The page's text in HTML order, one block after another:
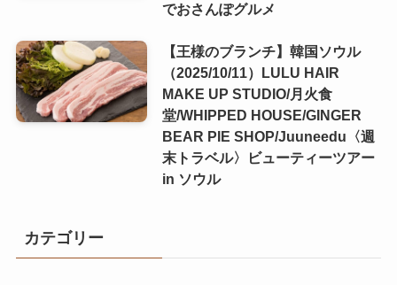
でおさんぽグルメ
【王様のブランチ】韓国ソウル
（2025/10/11）LULU HAIR
MAKE UP STUDIO/月火食
堂/WHIPPED HOUSE/GINGER
BEAR PIE SHOP/Juuneedu〈週
末トラベル〉ビューティーツアー
in ソウル
カテゴリー